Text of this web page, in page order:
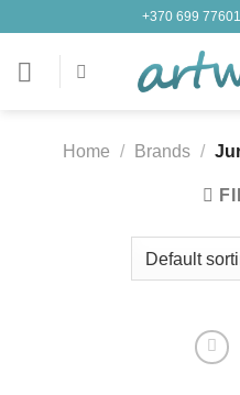
content
+370 699 77601
Home / Brands /